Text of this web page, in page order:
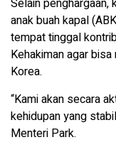
Selain
anak buah kapal
tempat tinggal
Kehakiman agar
Korea.
“Kami akan secara
kehidupan yang
Menteri Park.